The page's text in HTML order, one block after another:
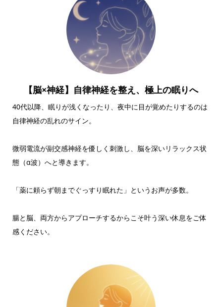
【脳×神経】自律神経を整え、極上の眠りへ
40代以降、眠りが浅くなったり、夜中に目が覚めたりするのは
自律神経の乱れのサイン。
微弱電流が副交感神経を優しく刺激し、脳を深いリラックス状
態（α波）へと導きます。
「薬に頼らず朝までぐっすり眠れた」というお声が多数。
腸と脳、両方からアプローチするからこそ叶う深い休息をご体
感ください。